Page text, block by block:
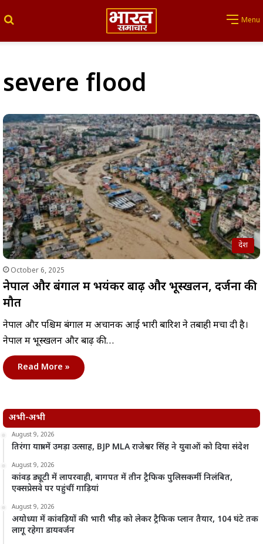
Menu
severe flood
देश
October 6, 2025
नेपाल और बंगाल में भयंकर बाढ़ और भूस्खलन, दर्जनों की
मौत
नेपाल और पश्चिम बंगाल में अचानक आई भारी बारिश ने तबाही मचा दी है।
नेपाल में भूस्खलन और बाढ़ की…
Read More »
अभी-अभी
August 9, 2026
तिरंगा यात्रा में उमड़ा उत्साह, BJP MLA राजेश्वर सिंह ने युवाओं को दिया संदेश
August 9, 2026
कांवड़ ड्यूटी में लापरवाही, बागपत में तीन ट्रैफिक पुलिसकर्मी निलंबित,
एक्सप्रेसवे पर पहुंचीं गाड़ियां
August 9, 2026
अयोध्या में कांवड़ियों की भारी भीड़ को लेकर ट्रैफिक प्लान तैयार, 104 घंटे तक
लागू रहेगा डायवर्जन